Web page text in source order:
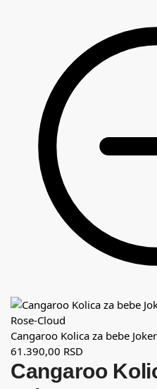
Cangaroo Kolica za bebe
61.390,00 RSD
Cangaroo